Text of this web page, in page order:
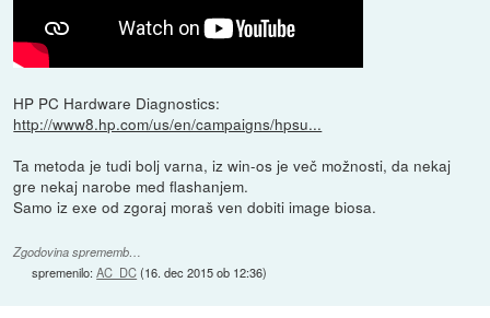
HP PC Hardware Diagnostics:
http://www8.hp.com/us/en/campaigns/hpsu...
Ta metoda je tudi bolj varna, iz win-os je več možnosti, da nekaj
gre nekaj narobe med flashanjem.
Samo iz exe od zgoraj moraš ven dobiti image biosa.
Zgodovina sprememb…
spremenilo:AC_DC(16. dec 2015 ob 12:36)